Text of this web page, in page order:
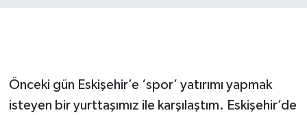
Önceki gün Eskişehir’e ‘spor’ yatırımı yapmak
isteyen bir yurttaşımız ile karşılaştım. Eskişehir’de